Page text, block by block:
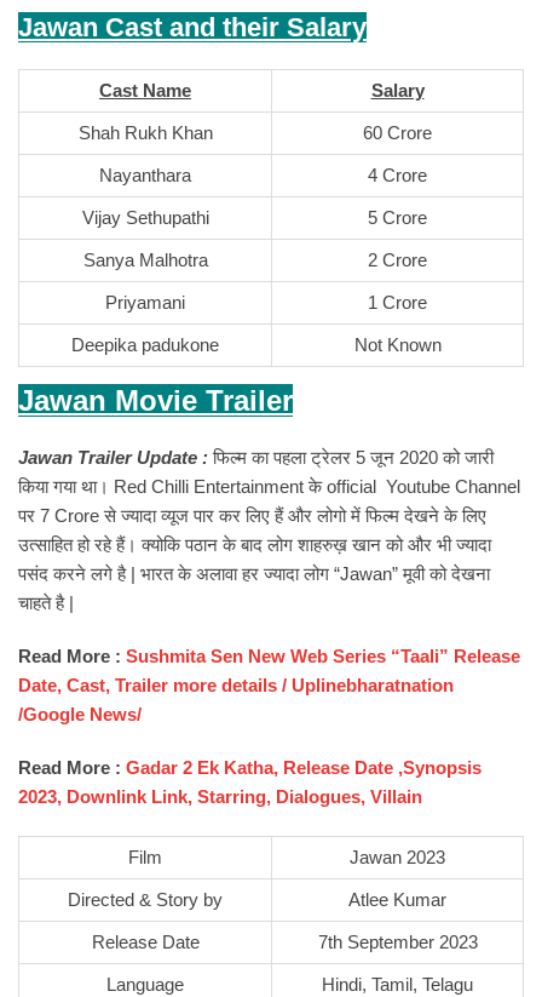
Jawan Cast and their Salary
Cast Name Salary
Shah Rukh Khan 60 Crore
Nayanthara 4 Crore
Vijay Sethupathi 5 Crore
Sanya Malhotra 2 Crore
Priyamani 1 Crore
Deepika padukone Not Known
Jawan Movie Trailer
Jawan Trailer Update :फिल्म का पहला ट्रेलर 5 जून 2020 को जारी
किया गया था। Red Chilli Entertainment के official Youtube Channel
पर 7 Crore से ज्यादा व्यूज पार कर लिए हैं और लोगो में फिल्म देखने के लिए
उत्साहित हो रहे हैं। क्योकि पठान के बाद लोग शाहरुख़ खान को और भी ज्यादा
पसंद करने लगे है | भारत के अलावा हर ज्यादा लोग “Jawan” मूवी को देखना
चाहते है |
Read More : Sushmita Sen New Web Series “Taali” Release
Date, Cast, Trailer more details / Uplinebharatnation
/Google News/
Read More : Gadar 2 Ek Katha, Release Date ,Synopsis
2023, Downlink Link, Starring, Dialogues, Villain
Film Jawan 2023
Directed & Story by Atlee Kumar
Release Date 7th September 2023
Language Hindi, Tamil, Telagu